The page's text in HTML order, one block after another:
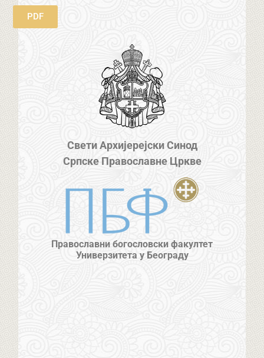
PDF
Свети Архијерејски Синод
Српске Православне Цркве
Православни богословски факултет
Универзитета у Београду